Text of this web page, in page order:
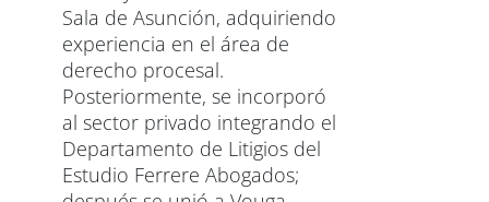
Sala de Asunción, adquiriendo
experiencia en el área de
derecho procesal.
Posteriormente, se incorporó
al sector privado integrando el
Departamento de Litigios del
Estudio Ferrere Abogados;